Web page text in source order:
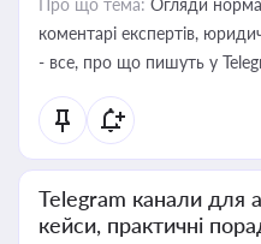
Про що тема: Огляди
коментарі експертів,
- все, про що пишуть у
Telegram канали для
кейси, практичні